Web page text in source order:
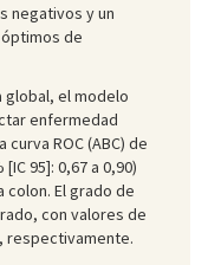
negativos y un
de
global, el modelo
enfermedad
ROC (ABC) de
95]: 0,67 a 0,90)
colon. El grado de
con valores de
respectivamente.